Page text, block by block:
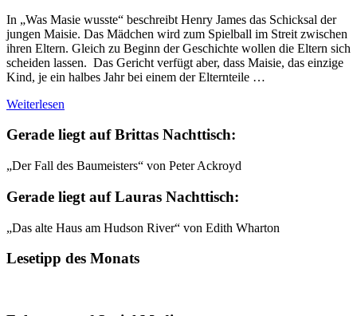
In „Was Masie wusste“ beschreibt Henry James das Schicksal der
jungen Maisie. Das Mädchen wird zum Spielball im Streit zwischen
ihren Eltern. Gleich zu Beginn der Geschichte wollen die Eltern sich
scheiden lassen. Das Gericht verfügt aber, dass Maisie, das einzige
Kind, je ein halbes Jahr bei einem der Elternteile …
Weiterlesen
Gerade liegt auf Brittas Nachttisch:
„Der Fall des Baumeisters“ von Peter Ackroyd
Gerade liegt auf Lauras Nachttisch:
„Das alte Haus am Hudson River“ von Edith Wharton
Lesetipp des Monats